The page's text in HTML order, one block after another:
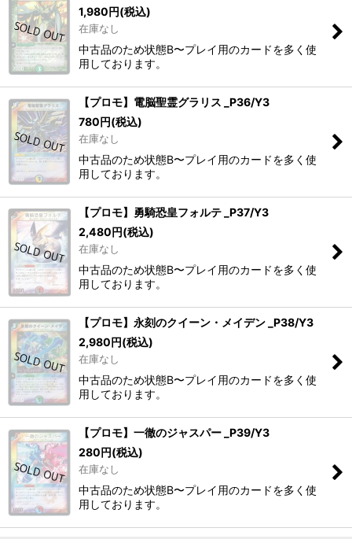
1,980円(税込)
在庫なし
中古品のため状態B〜プレイ用のカードを多く使
用しております。
【プロモ】電脳聖霊グラリス _P36/Y3
780円(税込)
在庫なし
中古品のため状態B〜プレイ用のカードを多く使
用しております。
【プロモ】勇騎恐皇フォルテ _P37/Y3
2,480円(税込)
在庫なし
中古品のため状態B〜プレイ用のカードを多く使
用しております。
【プロモ】永刻のクイーン・メイデン _P38/Y3
2,980円(税込)
在庫なし
中古品のため状態B〜プレイ用のカードを多く使
用しております。
【プロモ】一徹のジャスパー _P39/Y3
280円(税込)
在庫なし
中古品のため状態B〜プレイ用のカードを多く使
用しております。